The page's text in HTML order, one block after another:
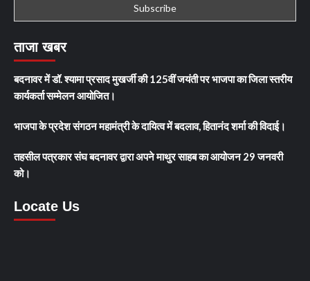
ताजा खबर
बदनावर में डॉ. श्यामा प्रसाद मुखर्जी की 125वीं जयंती पर भाजपा का जिला स्तरीय
कार्यकर्ता सम्मेलन आयोजित।
भाजपा के प्रदेश संगठन महामंत्री के दायित्व में बदलाव, हितानंद शर्मा की विदाई।
तहसील पत्रकार संघ बदनावर द्वारा अपने माथुर साहब का आयोजन 29 जनवरी
को।
Locate Us